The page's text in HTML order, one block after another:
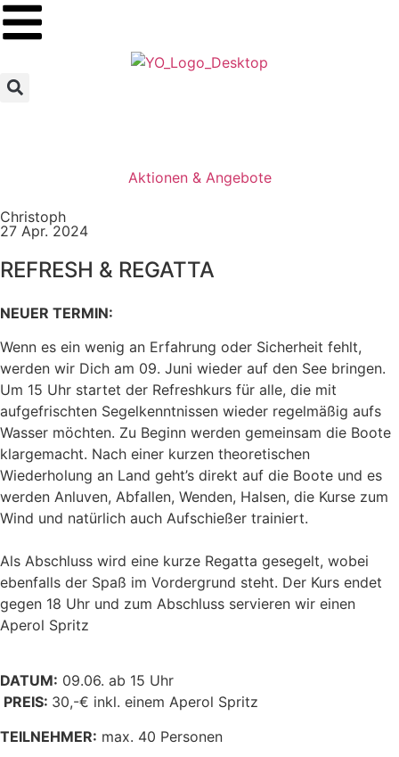
Aktionen & Angebote
Christoph
27 Apr. 2024
REFRESH & REGATTA
NEUER TERMIN:
Wenn es ein wenig an Erfahrung oder Sicherheit fehlt,
werden wir Dich am 09. Juni wieder auf den See bringen.
Um 15 Uhr startet der Refreshkurs für alle, die mit
aufgefrischten Segelkenntnissen wieder regelmäßig aufs
Wasser möchten. Zu Beginn werden gemeinsam die Boote
klargemacht. Nach einer kurzen theoretischen
Wiederholung an Land geht’s direkt auf die Boote und es
werden Anluven, Abfallen, Wenden, Halsen, die Kurse zum
Wind und natürlich auch Aufschießer trainiert.
Als Abschluss wird eine kurze Regatta gesegelt, wobei
ebenfalls der Spaß im Vordergrund steht. Der Kurs endet
gegen 18 Uhr und zum Abschluss servieren wir einen
Aperol Spritz
DATUM: 09.06. ab 15 Uhr
PREIS: 30,-€ inkl. einem Aperol Spritz
TEILNEHMER: max. 40 Personen